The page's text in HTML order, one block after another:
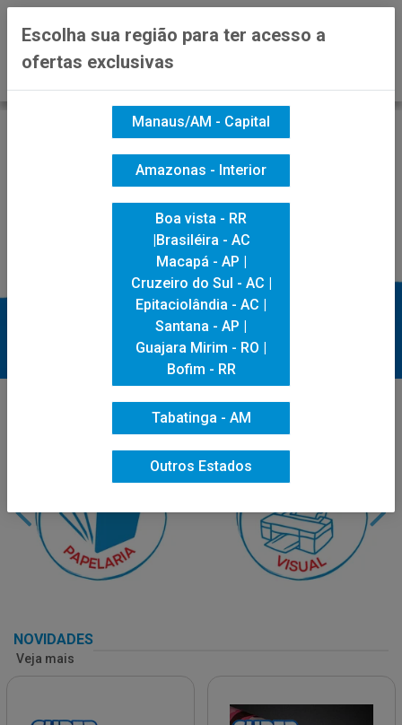
NOVIDADES
Veja mais
Escolha sua região para ter acesso a
ofertas exclusivas
Manaus/AM - Capital
Amazonas - Interior
Boa vista - RR
|Brasiléira - AC
Macapá - AP |
Cruzeiro do Sul - AC |
Epitaciolândia - AC |
Santana - AP |
Guajara Mirim - RO |
Bofim - RR
Tabatinga - AM
Outros Estados